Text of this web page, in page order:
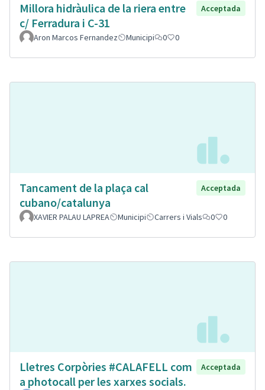
Millora hidràulica de la riera entre
c/ Ferradura i C-31
Acceptada
Aron Marcos Fernandez Municipi 0 0
Tancament de la plaça cal
cubano/catalunya
Acceptada
XAVIER PALAU LAPREA Municipi Carrers i Vials 0 0
Lletres Corpòries #CALAFELL com
a photocall per les xarxes socials.
Acceptada